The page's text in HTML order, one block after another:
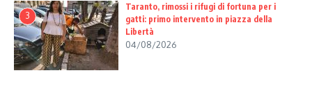
3
Taranto, rimossi i rifugi di fortuna per i
gatti: primo intervento in piazza della
Libertà
04/08/2026